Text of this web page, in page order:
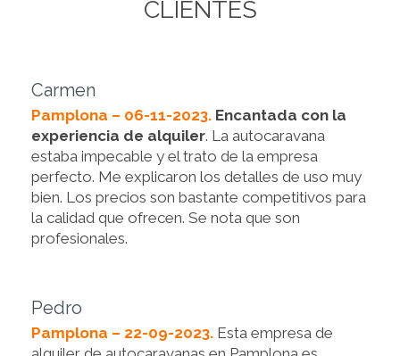
CLIENTES
Carmen
Pamplona – 06-11-2023. Encantada con la
experiencia de alquiler. La autocaravana
estaba impecable y el trato de la empresa
perfecto. Me explicaron los detalles de uso muy
bien. Los precios son bastante competitivos para
la calidad que ofrecen. Se nota que son
profesionales.
Pedro
Pamplona – 22-09-2023. Esta empresa de